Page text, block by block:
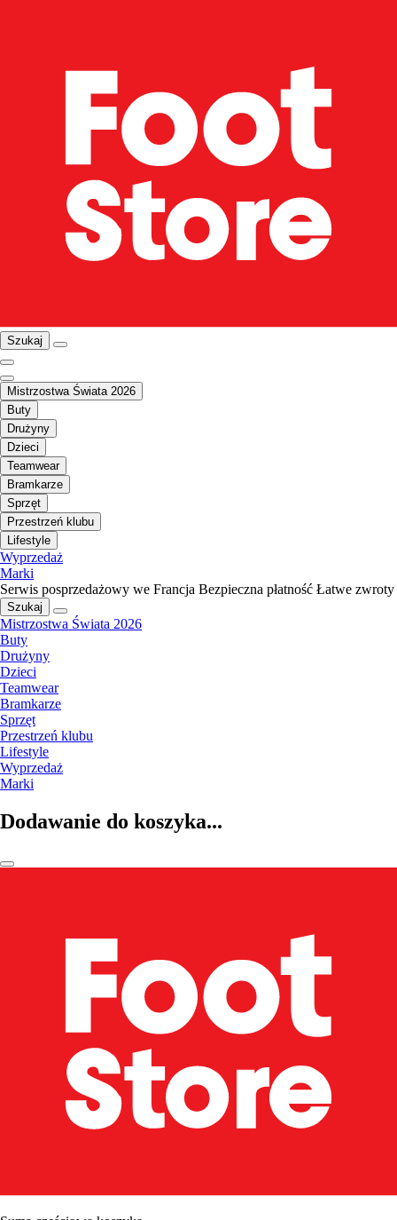
Szukaj
Mistrzostwa Świata 2026
Buty
Drużyny
Dzieci
Teamwear
Bramkarze
Sprzęt
Przestrzeń klubu
Lifestyle
Wyprzedaż
Marki
Serwis posprzedażowy we Francja Bezpieczna płatność Łatwe zwroty
Szukaj
Mistrzostwa Świata 2026
Buty
Drużyny
Dzieci
Teamwear
Bramkarze
Sprzęt
Przestrzeń klubu
Lifestyle
Wyprzedaż
Marki
Dodawanie do koszyka...